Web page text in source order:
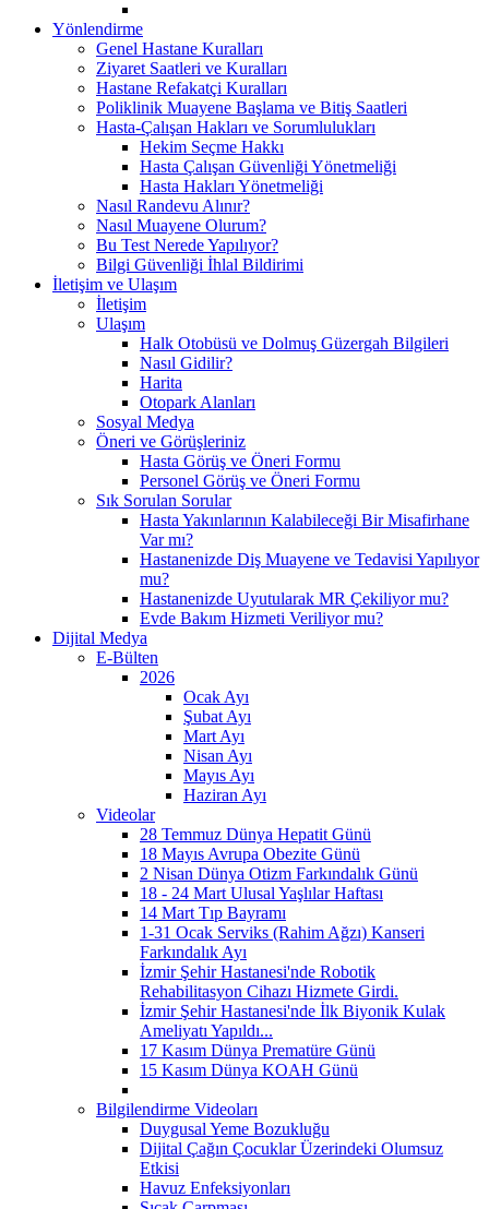
Yönlendirme
Genel Hastane Kuralları
Ziyaret Saatleri ve Kuralları
Hastane Refakatçi Kuralları
Poliklinik Muayene Başlama ve Bitiş Saatleri
Hasta-Çalışan Hakları ve Sorumlulukları
Hekim Seçme Hakkı
Hasta Çalışan Güvenliği Yönetmeliği
Hasta Hakları Yönetmeliği
Nasıl Randevu Alınır?
Nasıl Muayene Olurum?
Bu Test Nerede Yapılıyor?
Bilgi Güvenliği İhlal Bildirimi
İletişim ve Ulaşım
İletişim
Ulaşım
Halk Otobüsü ve Dolmuş Güzergah Bilgileri
Nasıl Gidilir?
Harita
Otopark Alanları
Sosyal Medya
Öneri ve Görüşleriniz
Hasta Görüş ve Öneri Formu
Personel Görüş ve Öneri Formu
Sık Sorulan Sorular
Hasta Yakınlarının Kalabileceği Bir Misafirhane
Var mı?
Hastanenizde Diş Muayene ve Tedavisi Yapılıyor
mu?
Hastanenizde Uyutularak MR Çekiliyor mu?
Evde Bakım Hizmeti Veriliyor mu?
Dijital Medya
E-Bülten
2026
Ocak Ayı
Şubat Ayı
Mart Ayı
Nisan Ayı
Mayıs Ayı
Haziran Ayı
Videolar
28 Temmuz Dünya Hepatit Günü
18 Mayıs Avrupa Obezite Günü
2 Nisan Dünya Otizm Farkındalık Günü
18 - 24 Mart Ulusal Yaşlılar Haftası
14 Mart Tıp Bayramı
1-31 Ocak Serviks (Rahim Ağzı) Kanseri
Farkındalık Ayı
İzmir Şehir Hastanesi'nde Robotik
Rehabilitasyon Cihazı Hizmete Girdi.
İzmir Şehir Hastanesi'nde İlk Biyonik Kulak
Ameliyatı Yapıldı...
17 Kasım Dünya Prematüre Günü
15 Kasım Dünya KOAH Günü
Bilgilendirme Videoları
Duygusal Yeme Bozukluğu
Dijital Çağın Çocuklar Üzerindeki Olumsuz
Etkisi
Havuz Enfeksiyonları